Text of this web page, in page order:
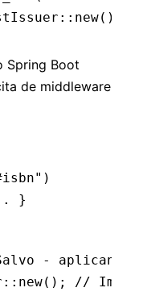
:: new()))
Spring Boot
de middleware
)
}
- aplicando
:: new(); //